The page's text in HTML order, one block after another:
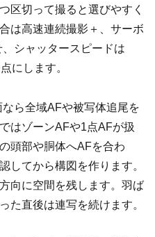
区切って撮ると選びやすく
は高速連続撮影＋、サーボ
シャッタースピードは
にします。
ら全域AFや被写体追尾を
はゾーンAFや1点AFが扱
頭部や胴体へAFを合わ
してから構図を作ります。
向に空間を残します。羽ば
た直後は連写を続けます。